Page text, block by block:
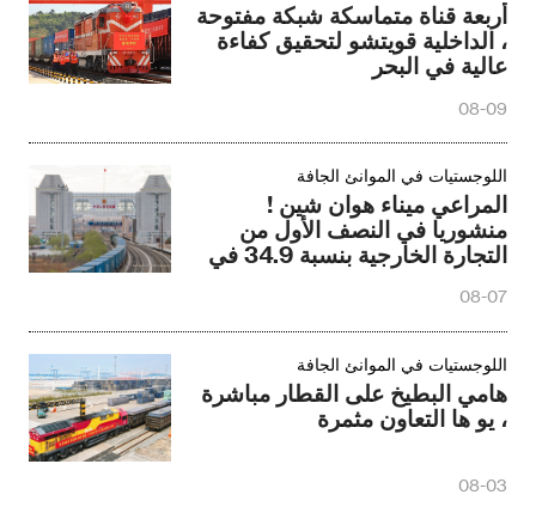
أربعة قناة متماسكة شبكة مفتوحة
، الداخلية قويتشو لتحقيق كفاءة
عالية في البحر
08-09
اللوجستيات في الموانئ الجافة
المراعي ميناء هوان شين !
منشوريا في النصف الأول من
التجارة الخارجية بنسبة 34.9 في
08-07
اللوجستيات في الموانئ الجافة
هامي البطيخ على القطار مباشرة
، يو ها التعاون مثمرة
08-03